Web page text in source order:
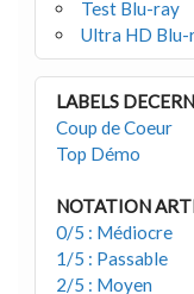
Test Blu-ray
Ultra HD Blu-
LABELS
Coup de Coeur
Top Démo
NOTATION
0/5 : Médiocre
1/5 : Passable
2/5 : Moyen